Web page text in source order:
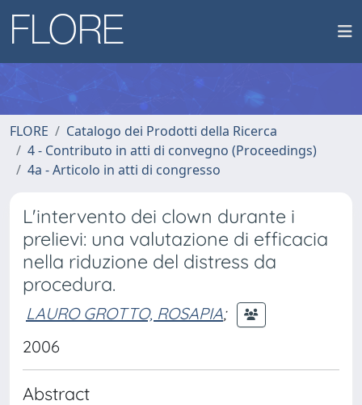
FLORE
Catalogo dei Prodotti della Ricerca
4 - Contributo in atti di convegno (Proceedings)
4a - Articolo in atti di congresso
L'intervento dei clown durante i
prelievi: una valutazione di efficacia
nella riduzione del distress da
procedura.
LAURO GROTTO, ROSAPIA;
2006
Abstract